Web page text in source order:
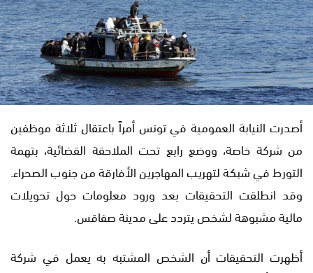
أصدرت النيابة العمومية في تونس أمراً باعتقال ثلاثة موظفين
من شركة خاصة، ووضع رابع تحت الملاحقة القضائية، بتهمة
التورط في شبكة لتهريب المهاجرين الأفارقة من جنوب الصحراء.
وقد انطلقت التحقيقات بعد ورود معلومات حول تحويلات
مالية مشبوهة لشخص يتردد على مدينة صفاقس.
أظهرت التحقيقات أن الشخص المشتبه به يعمل في شركة